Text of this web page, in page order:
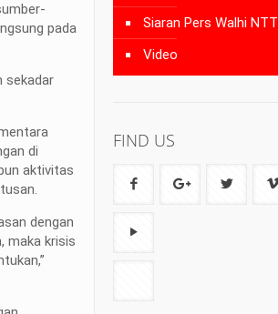
pada
sekadar
di
aktivitas
dengan
maka krisis
Siaran Pers Walhi NTT
Video
FIND US